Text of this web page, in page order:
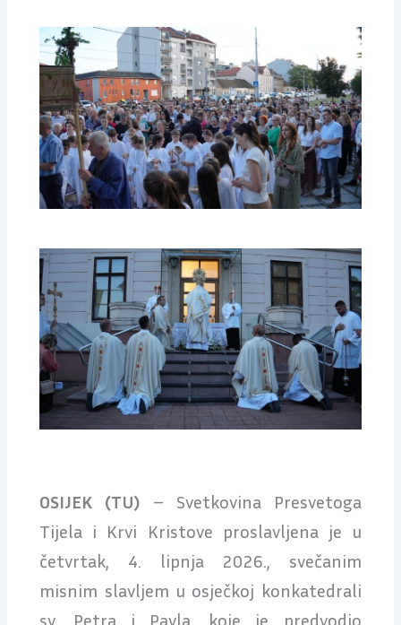
OSIJEK (TU) – Svetkovina Presvetoga
Tijela i Krvi Kristove proslavljena je u
četvrtak, 4. lipnja 2026., svečanim
misnim slavljem u osječkoj konkatedrali
sv. Petra i Pavla, koje je predvodio